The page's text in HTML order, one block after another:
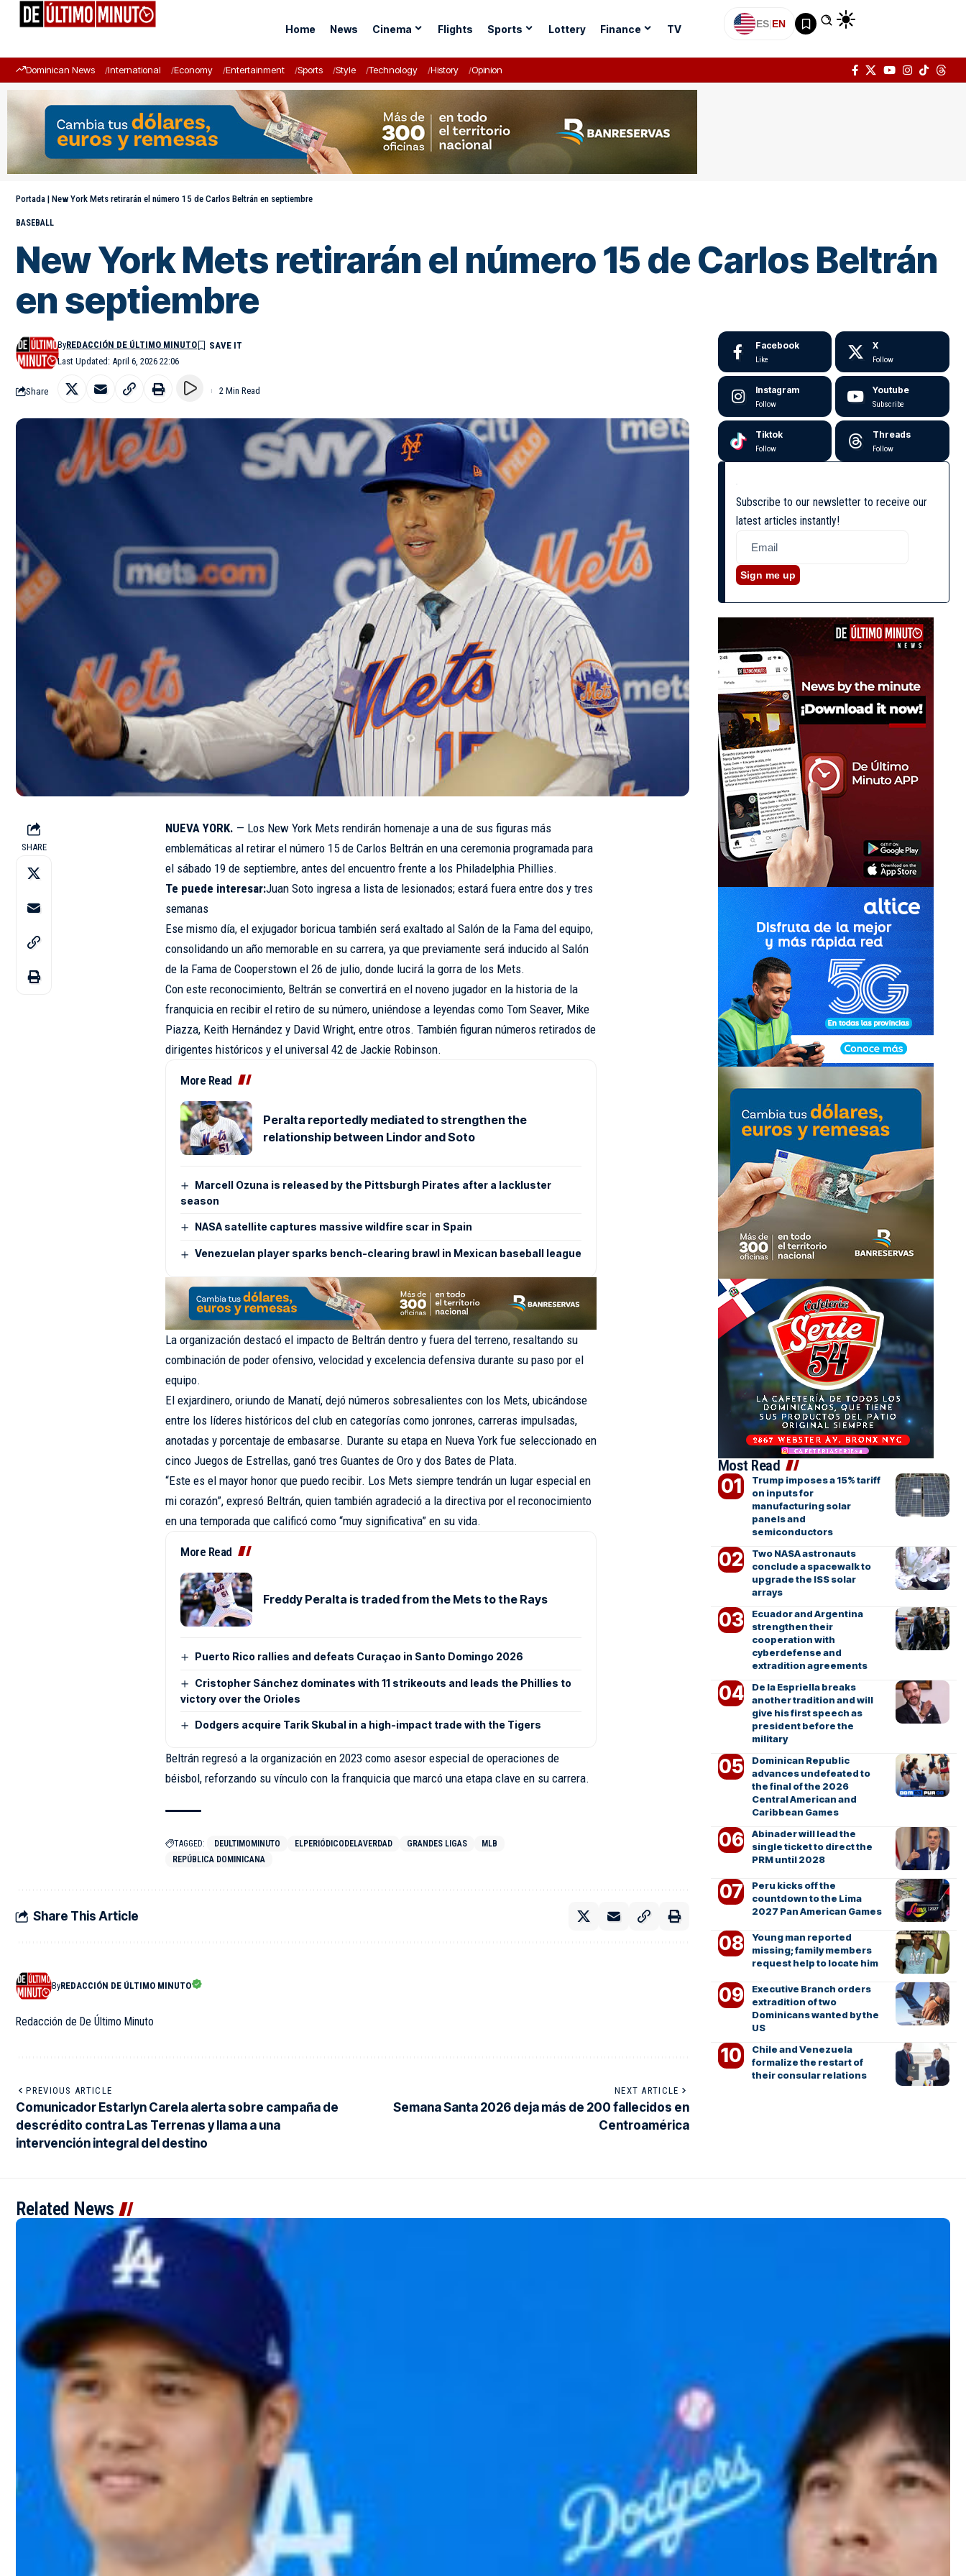
Home News Cinema Flights Sports Lottery Finance TV ES|EN
Dominican News International Economy Entertainment Sports Style Technology History Opinion
Portada | New York Mets retirarán el número 15 de Carlos Beltrán en septiembre
BASEBALL
New York Mets retirarán el número 15 de Carlos Beltrán
en septiembre
Last Updated: April 6, 2026 22:06
ByREDACCIÓN DE ÚLTIMO MINUTO
Share 2 Min Read
SHARE
NUEVA YORK. — Los New York Mets rendirán homenaje a una de sus figuras más
emblemáticas al retirar el número 15 de Carlos Beltrán en una ceremonia programada para
el sábado 19 de septiembre, antes del encuentro frente a los Philadelphia Phillies.
Te puede interesar:Juan Soto ingresa a lista de lesionados; estará fuera entre dos y tres
semanas
Ese mismo día, el exjugador boricua también será exaltado al Salón de la Fama del equipo,
consolidando un año memorable en su carrera, ya que previamente será inducido al Salón
de la Fama de Cooperstown el 26 de julio, donde lucirá la gorra de los Mets.
Con este reconocimiento, Beltrán se convertirá en el noveno jugador en la historia de la
franquicia en recibir el retiro de su número, uniéndose a leyendas como Tom Seaver, Mike
Piazza, Keith Hernández y David Wright, entre otros. También figuran números retirados de
dirigentes históricos y el universal 42 de Jackie Robinson.
More Read
Peralta reportedly mediated to strengthen the
relationship between Lindor and Soto
Marcell Ozuna is released by the Pittsburgh Pirates after a lackluster
season
NASA satellite captures massive wildfire scar in Spain
Venezuelan player sparks bench-clearing brawl in Mexican baseball league
La organización destacó el impacto de Beltrán dentro y fuera del terreno, resaltando su
combinación de poder ofensivo, velocidad y excelencia defensiva durante su paso por el
equipo.
El exjardinero, oriundo de Manatí, dejó números sobresalientes con los Mets, ubicándose
entre los líderes históricos del club en categorías como jonrones, carreras impulsadas,
anotadas y porcentaje de embasarse. Durante su etapa en Nueva York fue seleccionado en
cinco Juegos de Estrellas, ganó tres Guantes de Oro y dos Bates de Plata.
“Este es el mayor honor que puedo recibir. Los Mets siempre tendrán un lugar especial en
mi corazón”, expresó Beltrán, quien también agradeció a la directiva por el reconocimiento
en una temporada que calificó como “muy significativa” en su vida.
More Read
Freddy Peralta is traded from the Mets to the Rays
Puerto Rico rallies and defeats Curaçao in Santo Domingo 2026
Cristopher Sánchez dominates with 11 strikeouts and leads the Phillies to
victory over the Orioles
Dodgers acquire Tarik Skubal in a high-impact trade with the Tigers
Beltrán regresó a la organización en 2023 como asesor especial de operaciones de
béisbol, reforzando su vínculo con la franquicia que marcó una etapa clave en su carrera.
TAGGED: DEULTIMOMINUTO ELPERIÓDICODELAVERDAD GRANDES LIGAS
MLB
REPÚBLICA DOMINICANA
Share This Article
ByREDACCIÓN DE ÚLTIMO MINUTO
Redacción de De Último Minuto
PREVIOUS ARTICLE
Comunicador Estarlyn Carela alerta sobre campaña de
descrédito contra Las Terrenas y llama a una
intervención integral del destino
NEXT ARTICLE
Semana Santa 2026 deja más de 200 fallecidos en
Centroamérica
Facebook
Like
X
Follow
Instagram
Follow
Youtube
Subscribe
Tiktok
Follow
Threads
Follow
Subscribe to our newsletter to receive our
latest articles instantly!
Sign me up
Most Read
Trump imposes a 15% tariff
on inputs for
manufacturing solar
panels and
semiconductors
Two NASA astronauts
conclude a spacewalk to
upgrade the ISS solar
arrays
Ecuador and Argentina
strengthen their
cooperation with
cyberdefense and
extradition agreements
De la Espriella breaks
another tradition and will
give his first speech as
president before the
military
Dominican Republic
advances undefeated to
the final of the 2026
Central American and
Caribbean Games
Abinader will lead the
single ticket to direct the
PRM until 2028
Peru kicks off the
countdown to the Lima
2027 Pan American Games
Young man reported
missing; family members
request help to locate him
Executive Branch orders
extradition of two
Dominicans wanted by the
US
Chile and Venezuela
formalize the restart of
their consular relations
Related News